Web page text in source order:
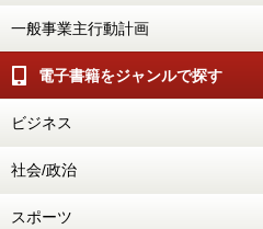
一般事業主行動計画
電子書籍をジャンルで探す
ビジネス
社会/政治
スポーツ